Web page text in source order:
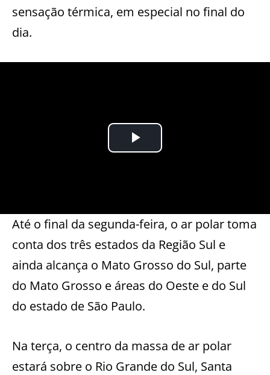
sensação térmica, em especial no final do
dia.
Até o final da segunda-feira, o ar polar toma
conta dos três estados da Região Sul e
ainda alcança o Mato Grosso do Sul, parte
do Mato Grosso e áreas do Oeste e do Sul
do estado de São Paulo.
Na terça, o centro da massa de ar polar
estará sobre o Rio Grande do Sul, Santa